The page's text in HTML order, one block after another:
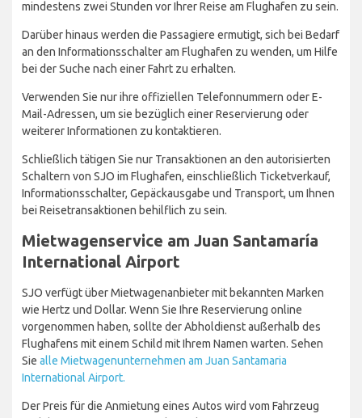
mindestens zwei Stunden vor Ihrer Reise am Flughafen zu sein.
Darüber hinaus werden die Passagiere ermutigt, sich bei Bedarf
an den Informationsschalter am Flughafen zu wenden, um Hilfe
bei der Suche nach einer Fahrt zu erhalten.
Verwenden Sie nur ihre offiziellen Telefonnummern oder E-
Mail-Adressen, um sie bezüglich einer Reservierung oder
weiterer Informationen zu kontaktieren.
Schließlich tätigen Sie nur Transaktionen an den autorisierten
Schaltern von SJO im Flughafen, einschließlich Ticketverkauf,
Informationsschalter, Gepäckausgabe und Transport, um Ihnen
bei Reisetransaktionen behilflich zu sein.
Mietwagenservice am Juan Santamaría
International Airport
SJO verfügt über Mietwagenanbieter mit bekannten Marken
wie Hertz und Dollar. Wenn Sie Ihre Reservierung online
vorgenommen haben, sollte der Abholdienst außerhalb des
Flughafens mit einem Schild mit Ihrem Namen warten. Sehen
Sie alle Mietwagenunternehmen am Juan Santamaria
International Airport.
Der Preis für die Anmietung eines Autos wird vom Fahrzeug